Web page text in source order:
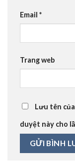
Email *
Trang web
Lưu tên
duyệt này cho